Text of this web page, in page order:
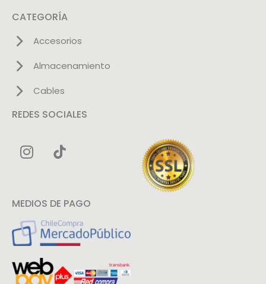
CATEGORÍA
Accesorios
Almacenamiento
Cables
REDES SOCIALES
MEDIOS DE PAGO